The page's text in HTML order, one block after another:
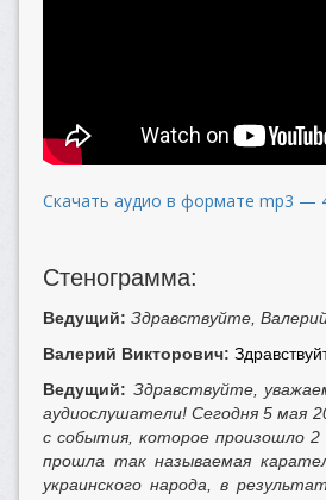
Скачать аудио в формате mp3 —
Стенограмма:
Ведущий: Здравствуйте,
Валерий Викторович:
Ведущий: Здравствуйте,
аудиослушатели! Сегодня 5 мая
с события, которое произошло 2
прошла так называемая
украинского народа, в